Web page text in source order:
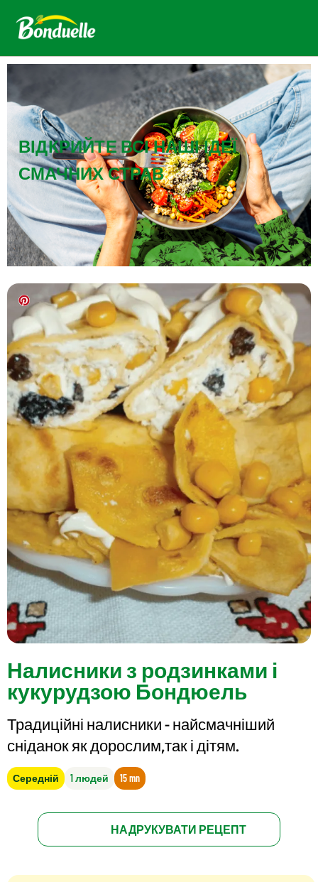
ВІДКРИЙТЕ ВСІ НАШІ ІДЕЇ
СМАЧНИХ СТРАВ
Налисники з родзинками і
кукурудзою Бондюель
Традиційні налисники - найсмачніший
сніданок як дорослим,так і дітям.
Середній 1 людей 15 mn
НАДРУКУВАТИ РЕЦЕПТ